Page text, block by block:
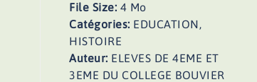
File Size: 4 Mo
Catégories: EDUCATION,
HISTOIRE
Auteur: ELEVES DE 4EME ET
3EME DU COLLEGE BOUVIER